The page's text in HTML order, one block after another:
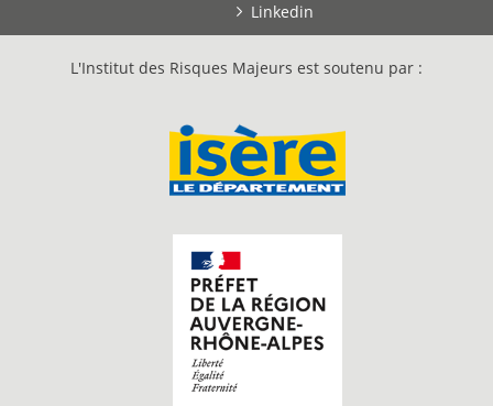
Linkedin
L'Institut des Risques Majeurs est soutenu par :